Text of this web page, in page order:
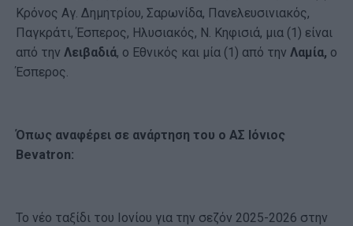
Κρόνος Αγ. Δημητρίου, Σαρωνίδα, Πανελευσινιακός,
Παγκράτι, Έσπερος, Ηλυσιακός, Ν. Κηφισιά, μια (1) είναι
από την Λειβαδιά, ο Εθνικός και μία (1) από την Λαμία, ο
Έσπερος.
Όπως αναφέρει σε ανάρτηση του ο ΑΣ Ιόνιος
Bevatron:
Το νέο ταξίδι του Ιονίου για την σεζόν 2025-2026 στην